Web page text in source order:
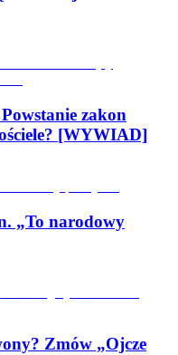
zakon
[WYWIAD]
„To narodowy
Zmów „Ojcze